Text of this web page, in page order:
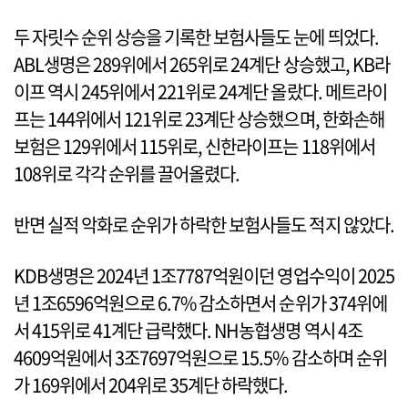
두 자릿수 순위 상승을 기록한 보험사들도 눈에 띄었다.
ABL생명은 289위에서 265위로 24계단 상승했고, KB라
이프 역시 245위에서 221위로 24계단 올랐다. 메트라이
프는 144위에서 121위로 23계단 상승했으며, 한화손해
보험은 129위에서 115위로, 신한라이프는 118위에서
108위로 각각 순위를 끌어올렸다.
반면 실적 악화로 순위가 하락한 보험사들도 적지 않았다.
KDB생명은 2024년 1조7787억원이던 영업수익이 2025
년 1조6596억원으로 6.7% 감소하면서 순위가 374위에
서 415위로 41계단 급락했다. NH농협생명 역시 4조
4609억원에서 3조7697억원으로 15.5% 감소하며 순위
가 169위에서 204위로 35계단 하락했다.